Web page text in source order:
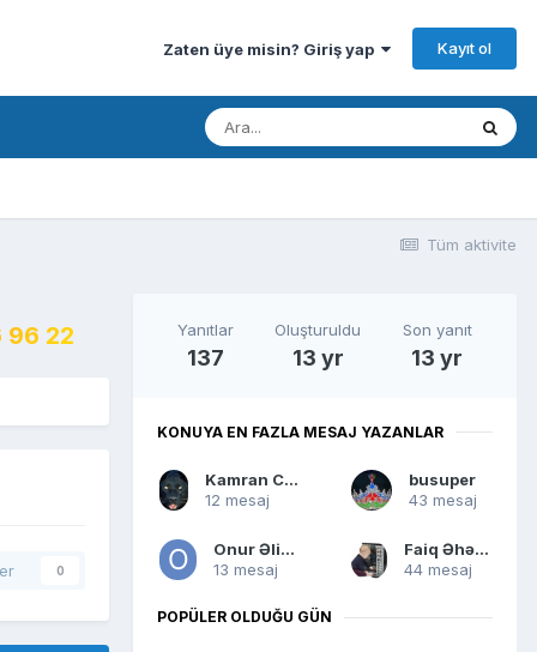
Zaten üye misin? Giriş yap Kayıt ol
Tüm aktivite
96 22
0
Yanıtlar
137
Oluşturuldu
13 yr
Son yanıt
13 yr
KONUYA EN FAZLA MESAJ YAZANLAR
Kamran Cavadov
12 mesaj
busuper
43 mesaj
Onur Əliyev
13 mesaj
Faiq Əhədov
44 mesaj
POPÜLER OLDUĞU GÜN